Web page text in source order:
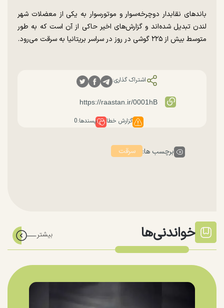
باند‌های نقابدار دوچرخه‌سوار و موتورسوار به یکی از معضلات شهر
لندن تبدیل شده‌اند و گزارش‌های اخیر حاکی از آن است که به طور
متوسط بیش از ۲۲۵ گوشی در روز در سراسر بریتانیا به سرقت می‌رود.
اشتراک گذاری:
گزارش خطا پسندها:0
برچسب ها: سرقت
خواندنی‌ها